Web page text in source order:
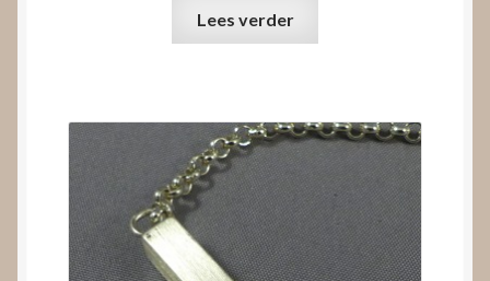
Lees verder